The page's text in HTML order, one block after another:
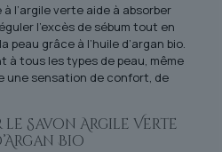
l’argile verte aide à absorber
l’excès de sébum tout en
grâce à l’huile d’argan bio.
à tous les types de peau, même
une sensation de confort, de
Savon Argile Verte
Bio